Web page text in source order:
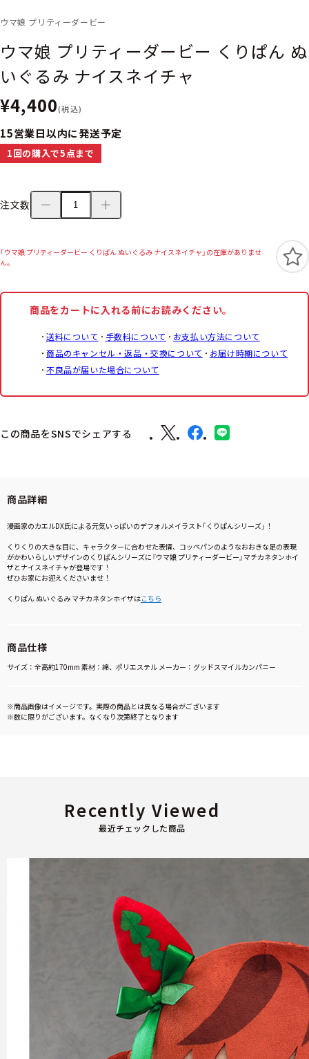
ウマ娘 プリティーダービー
ウマ娘 プリティーダービー くりぱん ぬ
いぐるみ ナイスネイチャ
¥4,400(税込)
15営業日以内に発送予定
1回の購入で5点まで
注文数
「ウマ娘 プリティーダービー くりぱん ぬいぐるみ ナイスネイチャ」の在庫がありませ
ん。
商品をカートに入れる前にお読みください。
送料について 手数料について
お支払い方法について
商品のキャンセル・返品・交換について
お届け時期について
不良品が届いた場合について
この商品をSNSでシェアする
商品詳細
漫画家のカエルDX氏による元気いっぱいのデフォルメイラスト「くりぱんシリーズ」！
くりくりの大きな目に、キャラクターに合わせた表情、コッペパンのようなおおきな足の表現
がかわいらしいデザインのくりぱんシリーズに『ウマ娘 プリティーダービー』マチカネタンホイ
ザとナイスネイチャが登場です！
ぜひお家にお迎えくださいませ！
くりぱん ぬいぐるみ マチカネタンホイザはこちら
商品仕様
サイズ：全高約170mm 素材：綿、ポリエステル メーカー：グッドスマイルカンパニー
※商品画像はイメージです。実際の商品とは異なる場合がございます
※数に限りがございます。なくなり次第終了となります
最近チェックした商品
Recently Viewed